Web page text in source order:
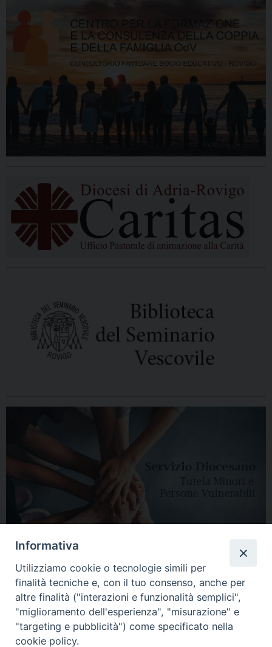
HOME DIOCESI VESCOVO CURIA VESCOVILE NEWS
Informativa
Utilizziamo cookie o tecnologie simili per
finalità tecniche e, con il tuo consenso, anche per
altre finalità ("interazioni e funzionalità semplici",
"miglioramento dell'esperienza", "misurazione" e
"targeting e pubblicità") come specificato nella
cookie policy.